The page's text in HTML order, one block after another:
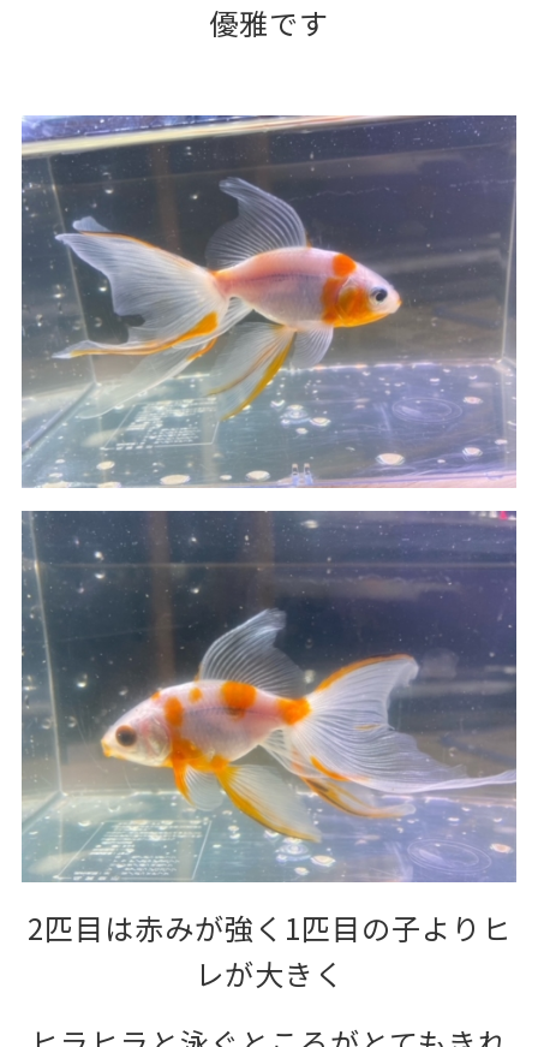
優雅です
2匹目は赤みが強く1匹目の子よりヒ
レが大きく